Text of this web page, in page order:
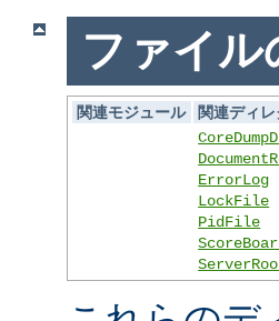
ファイル
関連モジュール
関連ディ
ErrorLog
LockFile
PidFile